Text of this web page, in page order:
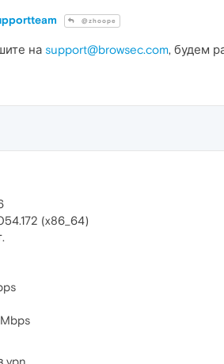
@zhoope
на support@browsec.com, будем
(x86_64)
vpn